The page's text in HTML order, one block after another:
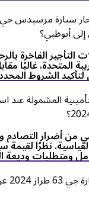
أبوظبي؟
الفاخرة
المتحدة، غالبًا
الشروط
المشمولة عند
من أضرار التصادم
ومتطلبات
٨.